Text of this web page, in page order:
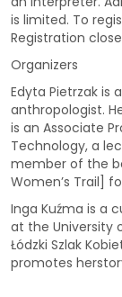
is limited. To
Registration
Organizers
Edyta Pietrzak is
anthropologist.
is an Associate
Technology, a
member of the
Women’s Trail]
Inga Kuźma is a
at the University
Łódzki Szlak
promotes